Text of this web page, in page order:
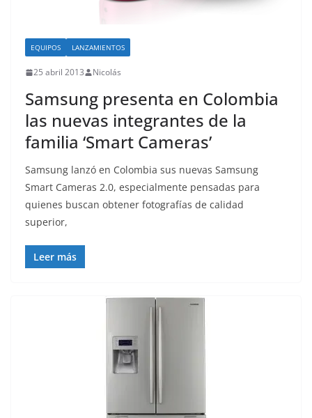
EQUIPOS LANZAMIENTOS
25 abril 2013 Nicolás
Samsung presenta en Colombia
las nuevas integrantes de la
familia ‘Smart Cameras’
Samsung lanzó en Colombia sus nuevas Samsung
Smart Cameras 2.0, especialmente pensadas para
quienes buscan obtener fotografías de calidad
superior,
Leer más